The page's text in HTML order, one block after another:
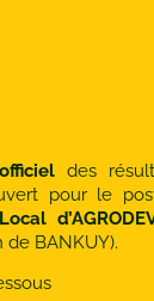
des
pour le
de BANKUY).